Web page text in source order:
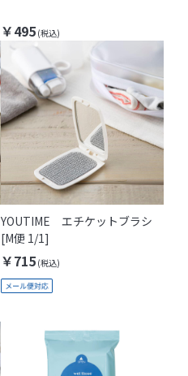
￥495
YOUTIME エチケットブラシ
[M便 1/1]
￥715